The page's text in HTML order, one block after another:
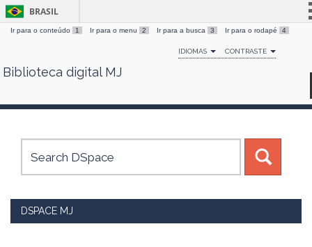
Skip
BRASIL
Simplifique!
Comunica BR
Canais
Ir para o conteúdo 1 Ir para o menu 2 Ir para a busca 3 Ir para o rodapé 4
IDIOMAS CONTRASTE
Biblioteca digital MJ
DSPACE MJ